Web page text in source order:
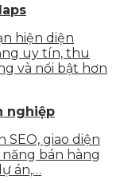
hiện diện
uy tín, thu
và nổi bật hơn
nghiệp
giao diện
bán hàng
án,…